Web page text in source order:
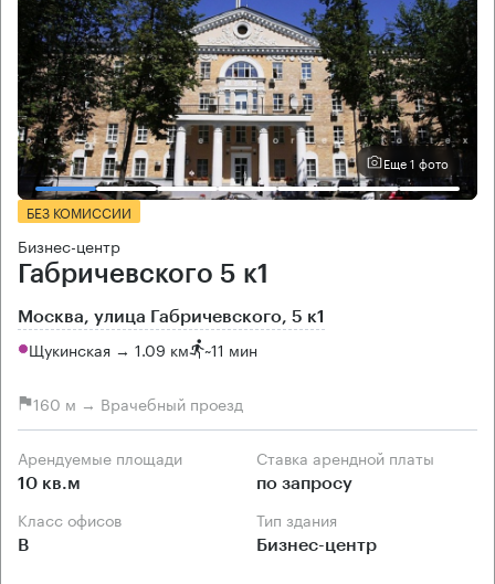
Еще 1 фото
БЕЗ КОМИССИИ
Бизнес-центр
Габричевского 5 к1
Москва, улица Габричевского, 5 к1
Щукинская → 1.09 км ~11 мин
160 м → Врачебный проезд
Арендуемые площади
10 кв.м
Ставка арендной платы
по запросу
Класс офисов
B
Тип здания
Бизнес-центр